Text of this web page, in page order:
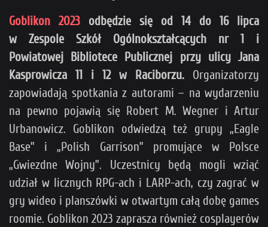
Goblikon 2023 odbędzie się od 14 do 16 lipca
w Zespole Szkół Ogólnokształcących nr 1 i
Powiatowej Bibliotece Publicznej przy ulicy Jana
Kasprowicza 11 i 12 w Raciborzu. Organizatorzy
zapowiadają spotkania z autorami – na wydarzeniu
na pewno pojawią się Robert M. Wegner i Artur
Urbanowicz. Goblikon odwiedzą też grupy „Eagle
Base” i „Polish Garrison” promujące w Polsce
„Gwiezdne Wojny”. Uczestnicy będą mogli wziąć
udział w licznych RPG-ach i LARP-ach, czy zagrać w
gry wideo i planszówki w otwartym całą dobę games
roomie. Goblikon 2023 zaprasza również cosplayerów